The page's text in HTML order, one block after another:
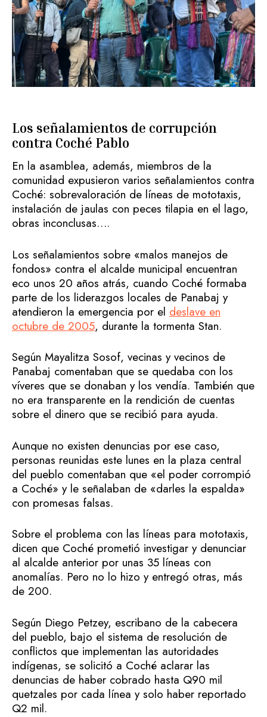
Los señalamientos de corrupción
contra Coché Pablo
En la asamblea, además, miembros de la
comunidad expusieron varios señalamientos contra
Coché: sobrevaloración de líneas de mototaxis,
instalación de jaulas con peces tilapia en el lago,
obras inconclusas….
Los señalamientos sobre «malos manejos de
fondos» contra el alcalde municipal encuentran
eco unos 20 años atrás, cuando Coché formaba
parte de los liderazgos locales de Panabaj y
atendieron la emergencia por el deslave en
octubre de 2005, durante la tormenta Stan.
Según Mayalitza Sosof, vecinas y vecinos de
Panabaj comentaban que se quedaba con los
víveres que se donaban y los vendía. También que
no era transparente en la rendición de cuentas
sobre el dinero que se recibió para ayuda.
Aunque no existen denuncias por ese caso,
personas reunidas este lunes en la plaza central
del pueblo comentaban que «el poder corrompió
a Coché» y le señalaban de «darles la espalda»
con promesas falsas.
Sobre el problema con las líneas para mototaxis,
dicen que Coché prometió investigar y denunciar
al alcalde anterior por unas 35 líneas con
anomalías. Pero no lo hizo y entregó otras, más
de 200.
Según Diego Petzey, escribano de la cabecera
del pueblo, bajo el sistema de resolución de
conflictos que implementan las autoridades
indígenas, se solicitó a Coché aclarar las
denuncias de haber cobrado hasta Q90 mil
quetzales por cada línea y solo haber reportado
Q2 mil.